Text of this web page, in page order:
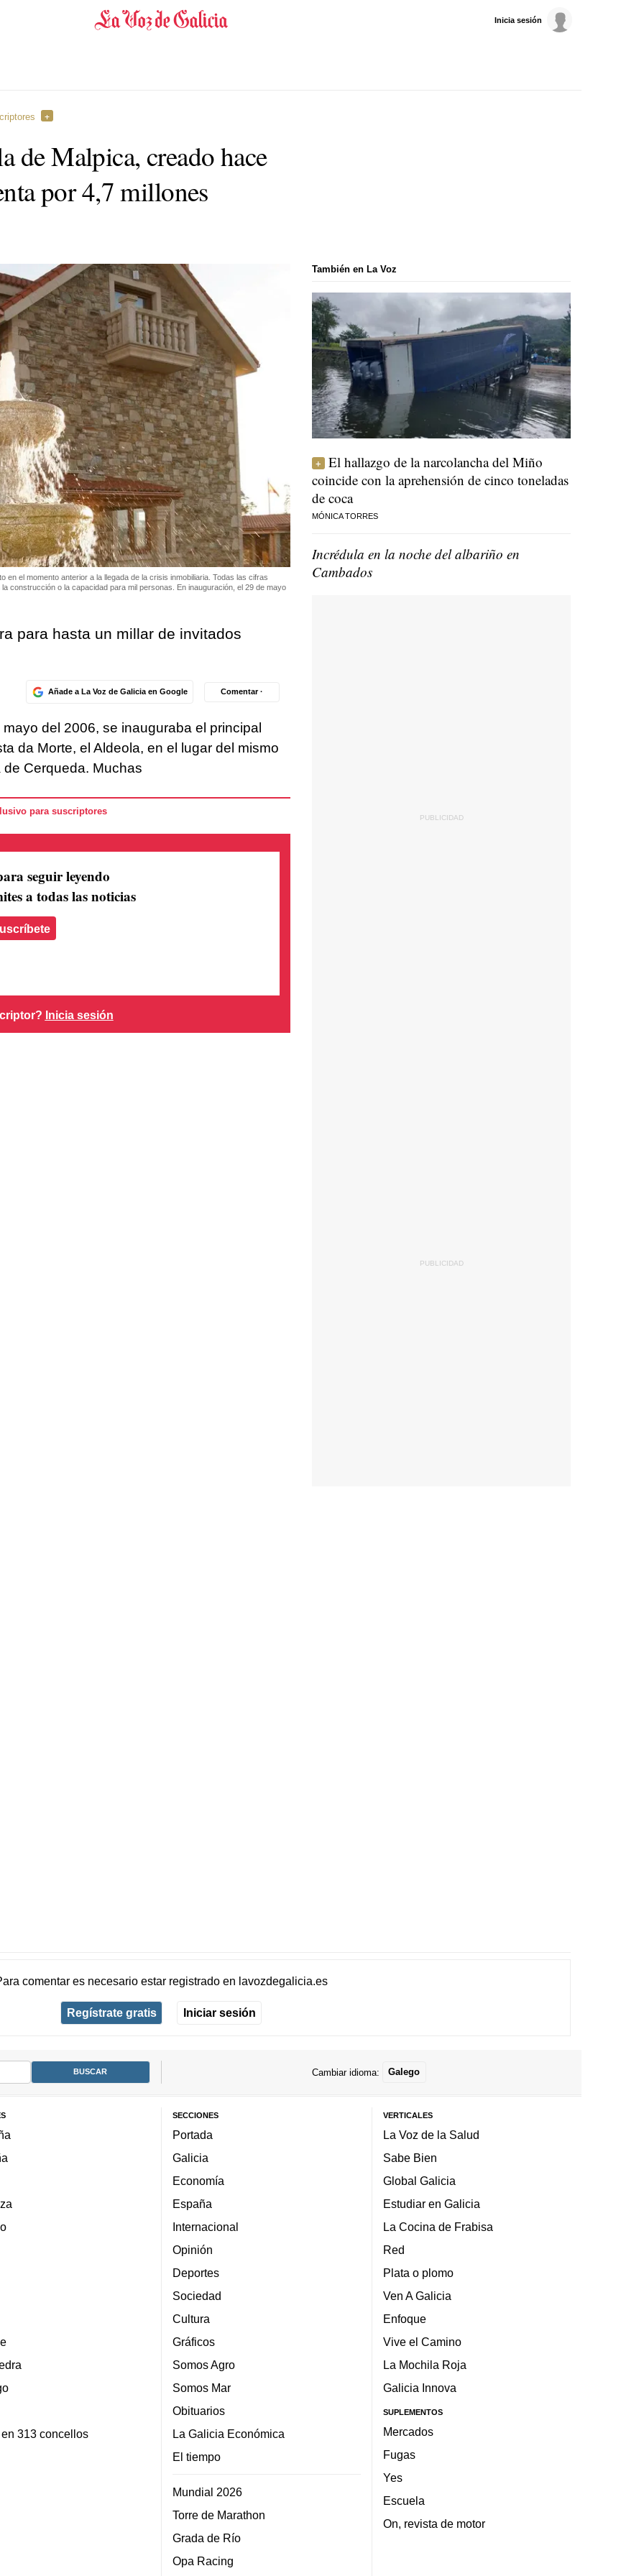
Inicia sesión
de Malpica, creado hace
por 4,7 millones
en el momento anterior a la llegada de la crisis inmobiliaria. Todas las cifras
construcción o la capacidad para mil personas. En inauguración, el 29 de mayo
para hasta un millar de invitados
Añade a La Voz de Galicia en Google Comentar ·
del 2006, se inauguraba el principal
da Morte, el Aldeola, en el lugar del mismo
Cerqueda. Muchas
para suscriptores
seguir leyendo
a todas las noticias
Inicia sesión
También en La Voz
El hallazgo de la narcolancha del Miño
coincide con la aprehensión de cinco toneladas
de coca
MÓNICA TORRES
Incrédula en la noche del albariño en
Cambados
comentar es necesario estar registradoen lavozdegalicia.es
Regístrate gratis Iniciar sesión
Cambiar idioma: Galego
313 concellos
SECCIONES
Portada
Galicia
Economía
España
Internacional
Opinión
Deportes
Sociedad
Cultura
Gráficos
Somos Agro
Somos Mar
Obituarios
La Galicia Económica
El tiempo
Mundial 2026
Torre de Marathon
Grada de Río
Opa Racing
VERTICALES
La Voz de la Salud
Sabe Bien
Global Galicia
Estudiar en Galicia
La Cocina de Frabisa
Red
Plata o plomo
Ven A Galicia
Enfoque
Vive el Camino
La Mochila Roja
Galicia Innova
SUPLEMENTOS
Mercados
Fugas
Yes
Escuela
On, revista de motor